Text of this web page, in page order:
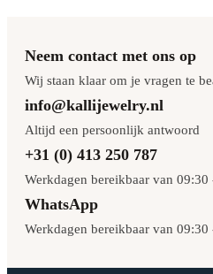
Neem contact met ons op
Wij staan klaar om je vragen te
info@kallijewelry.nl
Altijd een persoonlijk antwoord
+31 (0) 413 250 787
Werkdagen bereikbaar van 09:30
WhatsApp
Werkdagen bereikbaar van 09:30